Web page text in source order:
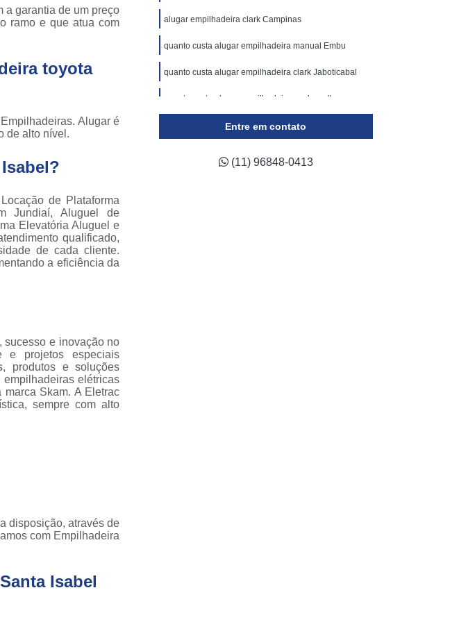
de Plataforma Tesoura Articulada
Tesoura Aluguel
Plataforma Tipo Tesoura Aluguel
Assistência Técnica de Empilhadeira a Gás
Assistência Técnica de Empilhadeira Elétrica
Assistência Técnica de Empilhadeira Hyster
Assistência Técnica de Empilhadeira Komatsu
Assistência Técnica de Empilhadeira Toyota
Assistência Técnica de Empilhadeira Yale
Assistência Técnica para Empilhadeira Industrial
Assistência Técnica para Empilhadeira Retrátil
Técnica para Empilhadeira Trilateral
de Empilhadeira Manual
de Empilhadeira Toyota
para Empilhadeira Industrial
Conserto para Empilhadeira Trilateral
Conserto de Empilhadeira Elétrica para Alugar
a garantia de um preço
ramo e que atua com
toyota
Alugar é
de alto nível.
de Plataforma
Jundiaí, Aluguel de
Elevatória Aluguel e
qualificado,
de cada cliente.
a eficiência da
sucesso e inovação no
e projetos especiais
produtos e soluções
elétricas
Skam. A Eletrac
sempre com alto
disposição, através de
com Empilhadeira
Isabel
alugar empilhadeira clark Campinas
quanto custa alugar empilhadeira manual Embu
quanto custa alugar empilhadeira clark Jaboticabal
quanto custa alugar empilhadeira por hora Itu
Entre em contato
(11) 96848-0413